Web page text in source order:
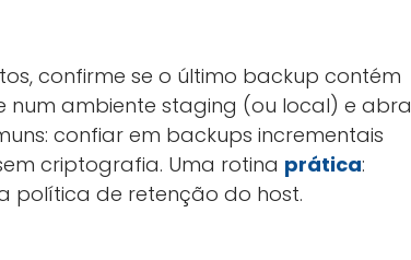
confirme se o último backup contém
ambiente staging (ou local) e abra
confiar em backups incrementais
criptografia. Uma rotina prática:
política de retenção do host.